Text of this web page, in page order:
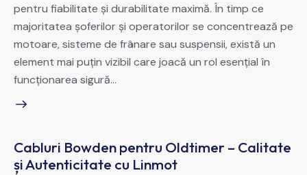
pentru fiabilitate și durabilitate maximă. În timp ce
majoritatea șoferilor și operatorilor se concentrează pe
motoare, sisteme de frânare sau suspensii, există un
element mai puțin vizibil care joacă un rol esențial în
funcționarea sigură…
Cabluri Bowden pentru Oldtimer – Calitate
și Autenticitate cu Linmot